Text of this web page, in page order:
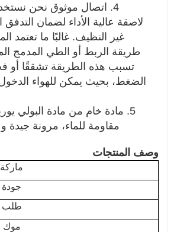
4. اتصال موثوق نحن
لاصقة عالية الأداء لضمان التدفق
غير النظيف. غالبًا ما تعتمد
طريقة الربط أو الطي المدمج
تسبب هذه الطريقة تشققًا أو
الضغط، بحيث يمكن للهواء
5. مادة خام من مادة البولي
مقاومة للماء، مرونة
وصف المنتجات
ماركة
جودة
طلب
موك